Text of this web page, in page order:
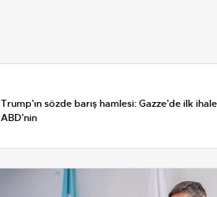
Trump’ın sözde barış hamlesi: Gazze’de ilk ihale
ABD’nin